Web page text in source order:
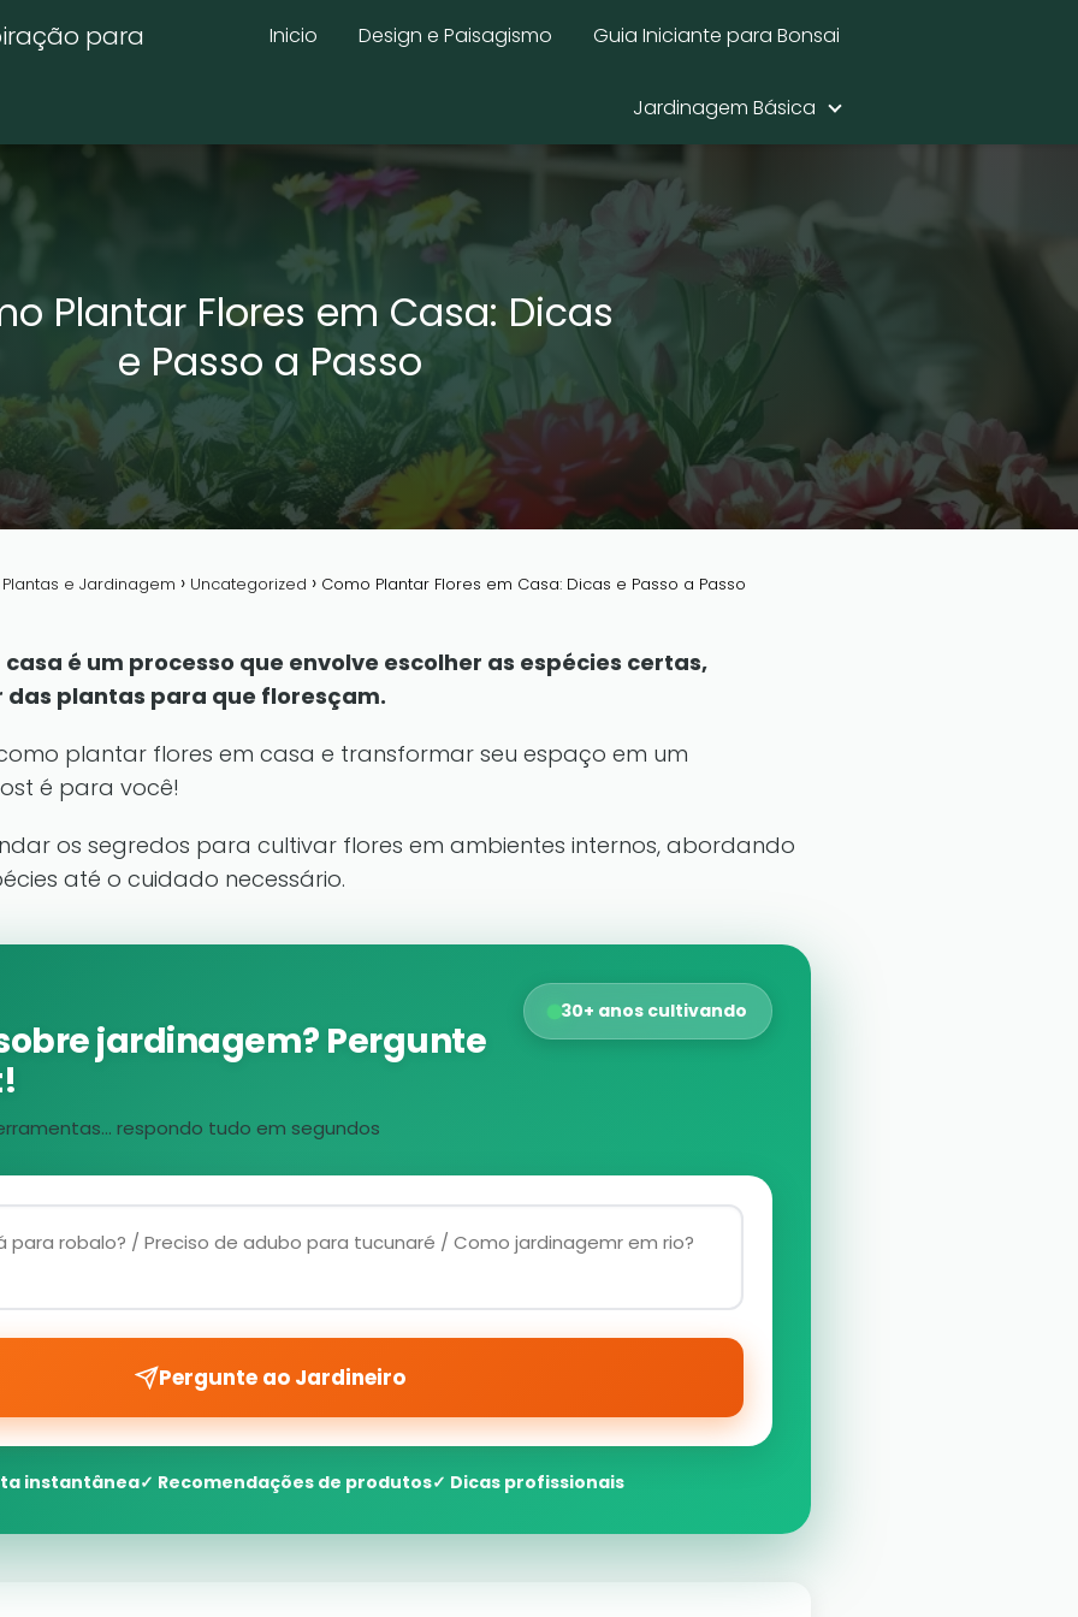
para Inicio Design e Paisagismo Guia Iniciante para Bonsai
Jardinagem Básica
Plantar Flores em Casa: Dicas
e Passo a Passo
e Jardinagem Uncategorized Como Plantar Flores em Casa: Dicas e Passo a Passo
é um processo que envolve escolher as espécies certas,
das plantas para que floresçam.
plantar flores em casa e transformar seu espaço em um
é para você!
os segredos para cultivar flores em ambientes internos, abordando
até o cuidado necessário.
jardinagem? Pergunte
respondo tudo em segundos
30+ anos cultivando
Pergunte ao Jardineiro
instantânea✓ Recomendações de produtos✓ Dicas profissionais